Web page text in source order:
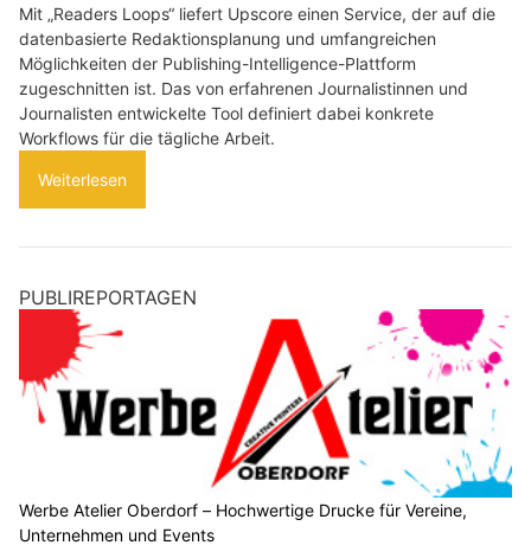
Mit „Readers Loops“ liefert Upscore einen Service, der auf die
datenbasierte Redaktionsplanung und umfangreichen
Möglichkeiten der Publishing-Intelligence-Plattform
zugeschnitten ist. Das von erfahrenen Journalistinnen und
Journalisten entwickelte Tool definiert dabei konkrete
Workflows für die tägliche Arbeit.
Weiterlesen
PUBLIREPORTAGEN
Werbe Atelier Oberdorf – Hochwertige Drucke für Vereine,
Unternehmen und Events